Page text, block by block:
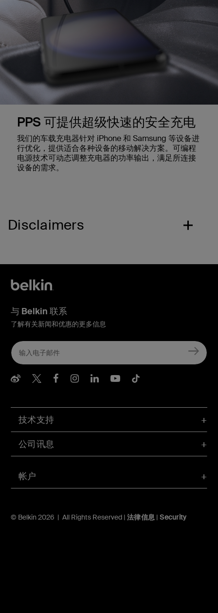
PPS 可提供超级快速的安全充电
我们的车载充电器针对 iPhone 和 Samsung 等设备进
行优化，提供适合各种设备的移动解决方案。可编程
电源技术可动态调整充电器的功率输出，满足所连接
设备的需求。
Disclaimers
帐户
技术支持
公司讯息
© Belkin 2026 | All Rights Reserved | 法律信息 |Security
与 Belkin 联系
了解有关新闻和优惠的更多信息
Belkin Weibo
Belkin Twitter
Belkin Facebook
Belkin Instagram
Belkin LInkedIn
Belkin Youtube
Belkin